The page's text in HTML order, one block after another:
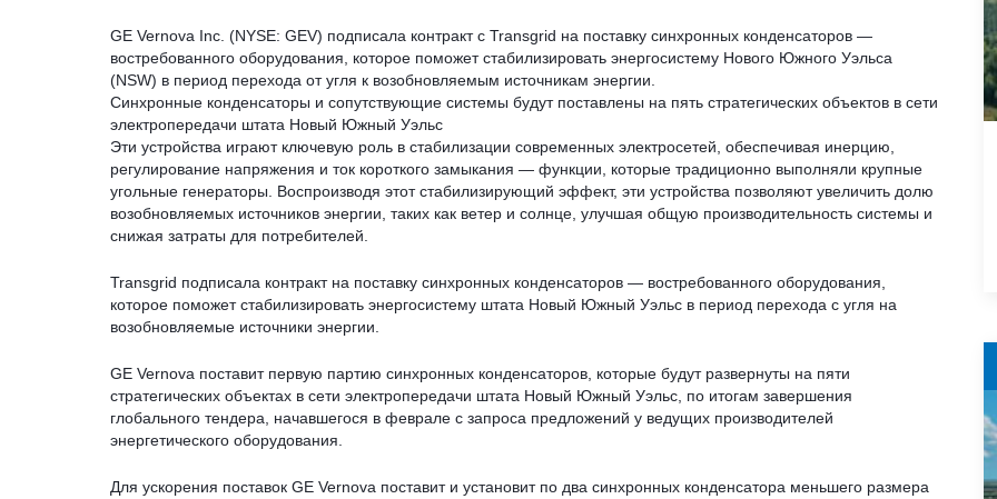
GE Vernova Inc. (NYSE: GEV) подписала контракт с Transgrid на поставку синхронных конденсаторов —
востребованного оборудования, которое поможет стабилизировать энергосистему Нового Южного Уэльса
(NSW) в период перехода от угля к возобновляемым источникам энергии.
Синхронные конденсаторы и сопутствующие системы будут поставлены на пять стратегических объектов в сети
электропередачи штата Новый Южный Уэльс
Эти устройства играют ключевую роль в стабилизации современных электросетей, обеспечивая инерцию,
регулирование напряжения и ток короткого замыкания — функции, которые традиционно выполняли крупные
угольные генераторы. Воспроизводя этот стабилизирующий эффект, эти устройства позволяют увеличить долю
возобновляемых источников энергии, таких как ветер и солнце, улучшая общую производительность системы и
снижая затраты для потребителей.
Transgrid подписала контракт на поставку синхронных конденсаторов — востребованного оборудования,
которое поможет стабилизировать энергосистему штата Новый Южный Уэльс в период перехода с угля на
возобновляемые источники энергии.
GE Vernova поставит первую партию синхронных конденсаторов, которые будут развернуты на пяти
стратегических объектах в сети электропередачи штата Новый Южный Уэльс, по итогам завершения
глобального тендера, начавшегося в феврале с запроса предложений у ведущих производителей
энергетического оборудования.
Для ускорения поставок GE Vernova поставит и установит по два синхронных конденсатора меньшего размера